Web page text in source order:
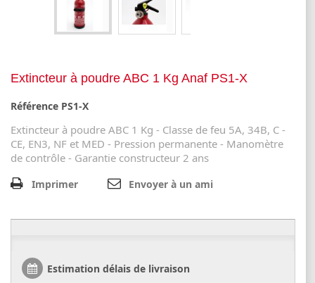
Extincteur à poudre ABC 1 Kg Anaf PS1-X
Référence PS1-X
Extincteur à poudre ABC 1 Kg - Classe de feu 5A, 34B, C -
CE, EN3, NF et MED - Pression permanente - Manomètre
de contrôle - Garantie constructeur 2 ans
Imprimer Envoyer à un ami
Estimation délais de livraison